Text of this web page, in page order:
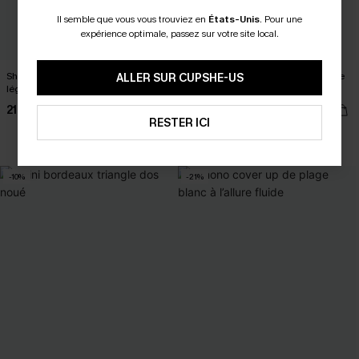
Short blanc au style romantique et
léger
21,00 €26,00 €
Robe courte cover up beige au style
26,00 €32,00 €
-10% -21%
Il semble que vous vous trouviez en États-Unis. Pour une
expérience optimale, passez sur votre site local.
ALLER SUR CUPSHE-US
RESTER ICI